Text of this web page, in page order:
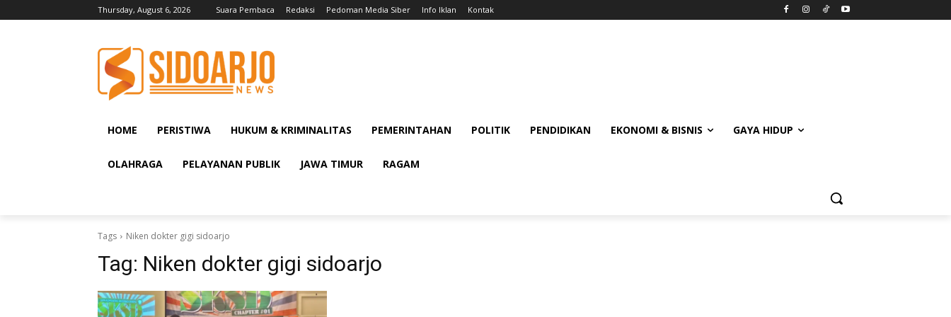
Thursday, August 6, 2026 Suara Pembaca Redaksi Pedoman Media Siber Info Iklan Kontak
HOME PERISTIWA HUKUM & KRIMINALITAS PEMERINTAHAN POLITIK PENDIDIKAN EKONOMI & BISNIS GAYA HIDUP
OLAHRAGA PELAYANAN PUBLIK JAWA TIMUR RAGAM
Tags Niken dokter gigi sidoarjo
Tag: Niken dokter gigi sidoarjo